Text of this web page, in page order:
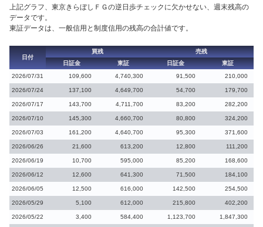
上記グラフ、東京きらぼしＦＧの逆日歩チェックに欠かせない、週末残高の
データです。
東証データは、一般信用と制度信用の残高の合計値です。
日付
買残
売残
日証金
東証 日証金
東証
2026/07/31
109,600 4,740,300 91,500 210,000
2026/07/24 137,100 4,649,700 54,700 179,700
2026/07/17 143,700 4,711,700 83,200 282,200
2026/07/10 145,300 4,660,700 80,800 324,200
2026/07/03 161,200 4,640,700 95,300 371,600
2026/06/26 21,600 613,200 12,800 111,200
2026/06/19 10,700 595,000 85,200 168,600
2026/06/12 12,600 641,300 71,500 184,100
2026/06/05 12,500 616,000 142,500 254,500
2026/05/29 5,100 612,000 215,800 402,200
2026/05/22 3,400 584,400 1,123,700 1,847,300